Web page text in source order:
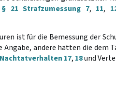
§ 21 Strafzumessung 7, 11,
ist für die Bemessung der
Angabe, andere hätten die dem
Nachtatverhalten 17, 18und